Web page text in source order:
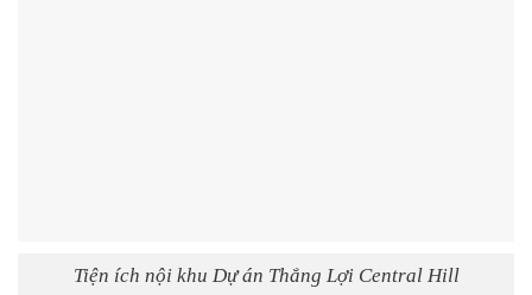
Tiện ích nội khu Dự án Thắng Lợi Central Hill